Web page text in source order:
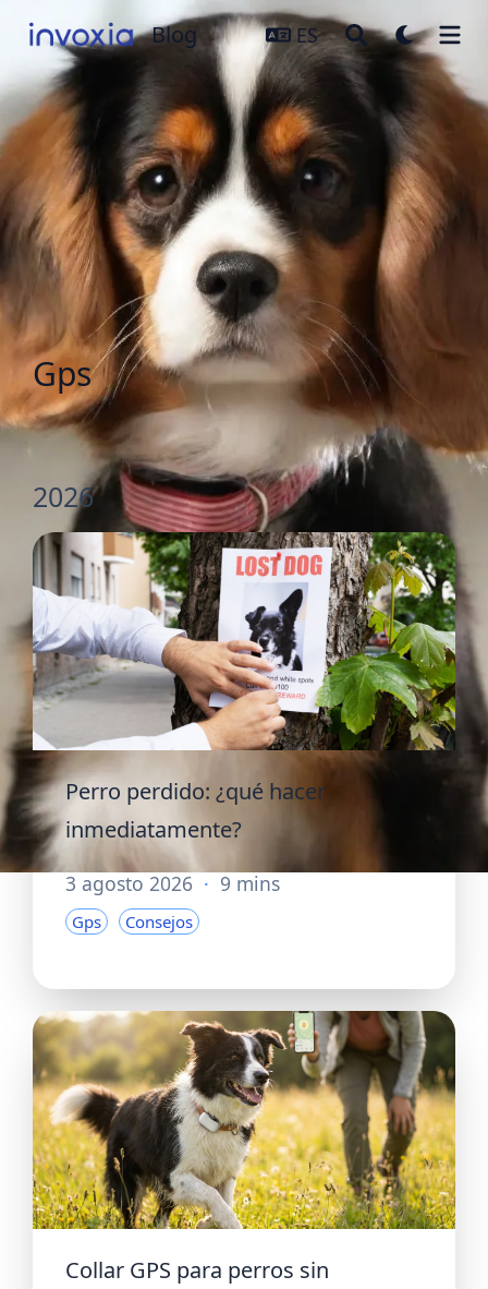
Blog Blog ES
Gps
2026
Perro perdido: ¿qué hacer
inmediatamente?
3 agosto 2026 · 9 mins
Gps Consejos
Collar GPS para perros sin